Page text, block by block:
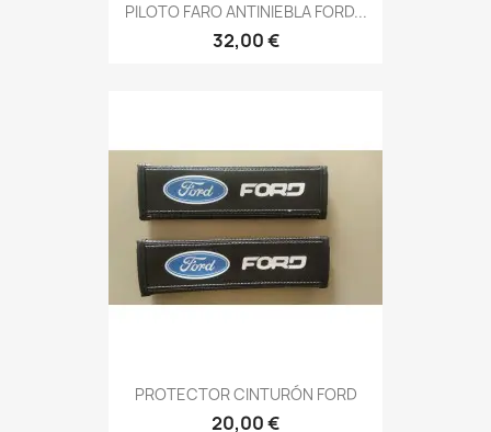
PILOTO FARO ANTINIEBLA FORD...
32,00 €
PROTECTOR CINTURÓN FORD
20,00 €